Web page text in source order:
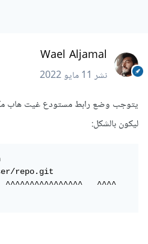
Wael Aljamal
نشر11 مايو 2022
ليكون بالشكل:
repo.git